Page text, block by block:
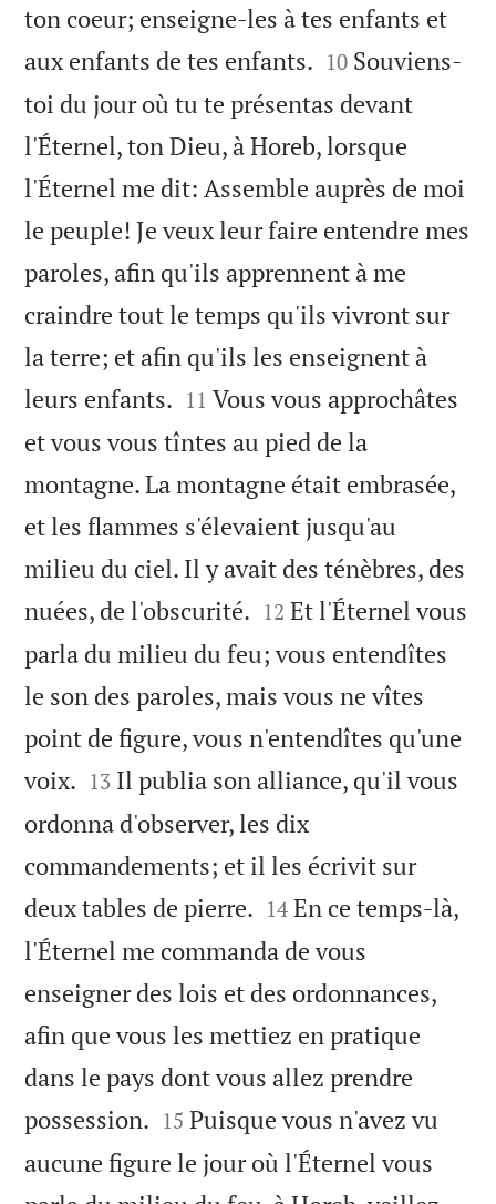
ton coeur; enseigne-les à tes enfants et
aux enfants de tes enfants. 

10 Souviens-
toi du jour où tu te présentas devant
l'Éternel, ton Dieu, à Horeb, lorsque
l'Éternel me dit: Assemble auprès de moi
le peuple! Je veux leur faire entendre mes
paroles, afin qu'ils apprennent à me
craindre tout le temps qu'ils vivront sur
la terre; et afin qu'ils les enseignent à
leurs enfants. 

11 Vous vous approchâtes
et vous vous tîntes au pied de la
montagne. La montagne était embrasée,
et les flammes s'élevaient jusqu'au
milieu du ciel. Il y avait des ténèbres, des
nuées, de l'obscurité. 

12 Et l'Éternel vous
parla du milieu du feu; vous entendîtes
le son des paroles, mais vous ne vîtes
point de figure, vous n'entendîtes qu'une
voix. 

13 Il publia son alliance, qu'il vous
ordonna d'observer, les dix
commandements; et il les écrivit sur
deux tables de pierre. 

14 En ce temps-là,
l'Éternel me commanda de vous
enseigner des lois et des ordonnances,
afin que vous les mettiez en pratique
dans le pays dont vous allez prendre
possession. 

15 Puisque vous n'avez vu
aucune figure le jour où l'Éternel vous